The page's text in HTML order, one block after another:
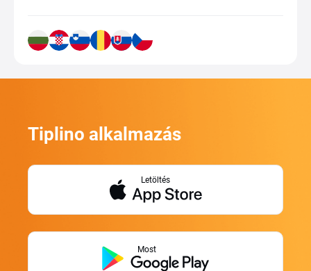
Tiplino alkalmazás
Letöltés
Most